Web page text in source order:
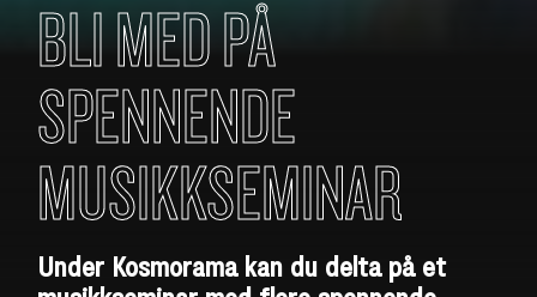
BLI MED PÅ
SPENNENDE
MUSIKKSEMINAR
Under Kosmorama kan du delta på et